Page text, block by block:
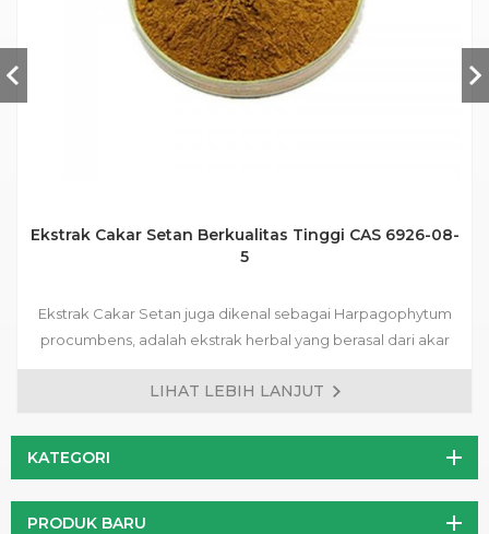
Ekstrak Cakar Setan Berkualitas Tinggi CAS 6926-08-
5
Ekstrak Cakar Setan juga dikenal sebagai Harpagophytum
procumbens, adalah ekstrak herbal yang berasal dari akar
tanaman asli Gurun Kalahari di Afrika Selatan. Ia memiliki
sejarah panjang dalam penggunaan tradisional dalam
Cakar Setan telah mendapatkan popularitas di seluruh dunia
LIHAT LEBIH LANJUT
KATEGORI
PRODUK BARU